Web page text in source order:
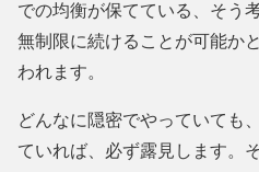
での均衡が保てている、そう
無制限に続けることが可能か
われます。
どんなに隠密でやっていても
ていれば、必ず露見します。